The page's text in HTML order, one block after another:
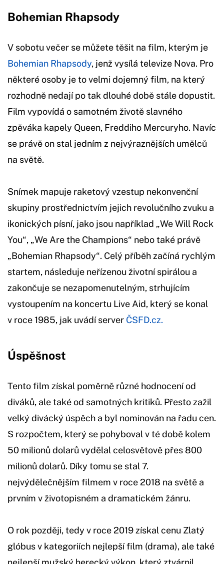
Bohemian Rhapsody
V sobotu večer se můžete těšit na film, kterým je
Bohemian Rhapsody, jenž vysílá televize Nova. Pro
některé osoby je to velmi dojemný film, na který
rozhodně nedají po tak dlouhé době stále dopustit.
Film vypovídá o samotném životě slavného
zpěváka kapely Queen, Freddiho Mercuryho. Navíc
se právě on stal jedním z nejvýraznějších umělců
na světě.
Snímek mapuje raketový vzestup nekonvenční
skupiny prostřednictvím jejich revolučního zvuku a
ikonických písní, jako jsou například „We Will Rock
You“, „We Are the Champions“ nebo také právě
„Bohemian Rhapsody“. Celý příběh začíná rychlým
startem, následuje neřízenou životní spirálou a
zakončuje se nezapomenutelným, strhujícím
vystoupením na koncertu Live Aid, který se konal
v roce 1985, jak uvádí server ČSFD.cz.
Úspěšnost
Tento film získal poměrně různé hodnocení od
diváků, ale také od samotných kritiků. Přesto zažil
velký divácký úspěch a byl nominován na řadu cen.
S rozpočtem, který se pohyboval v té době kolem
50 milionů dolarů vydělal celosvětově přes 800
milionů dolarů. Díky tomu se stal 7.
nejvýdělečnějším filmem v roce 2018 na světě a
prvním v životopisném a dramatickém žánru.
O rok později, tedy v roce 2019 získal cenu Zlatý
glóbus v kategoriích nejlepší film (drama), ale také